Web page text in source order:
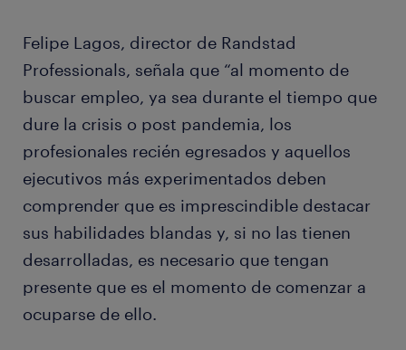
Felipe Lagos, director de Randstad
Professionals, señala que “al momento de
buscar empleo, ya sea durante el tiempo que
dure la crisis o post pandemia, los
profesionales recién egresados y aquellos
ejecutivos más experimentados deben
comprender que es imprescindible destacar
sus habilidades blandas y, si no las tienen
desarrolladas, es necesario que tengan
presente que es el momento de comenzar a
ocuparse de ello.